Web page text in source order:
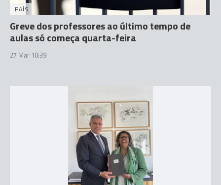
PAÍS
Greve dos professores ao último tempo de
aulas só começa quarta-feira
27 Mar 10:39